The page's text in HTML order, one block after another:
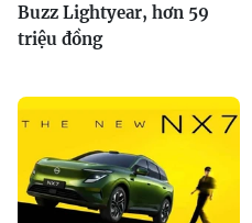
Buzz Lightyear, hơn 59
triệu đồng